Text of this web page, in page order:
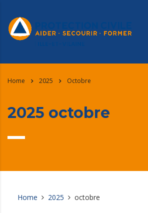
Home 2025 Octobre
2025 octobre
Home 2025 octobre